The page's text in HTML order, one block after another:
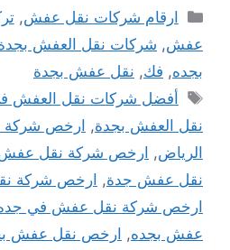
التصنيفات
ارقام شركات نقل عفش,
عفش, شركات نقل العفش
بجده, فك, نقل عفش بجدة
الوسوم
أفضل شركات نقل العفش
نقل العفش بجدة, ارخص شركة
الرياض, ارخص شركة نقل عفش
نقل عفش جدة, ارخص شركة
ارخص شركة نقل عفش في
عفش بجده, ارخص نقل عفش